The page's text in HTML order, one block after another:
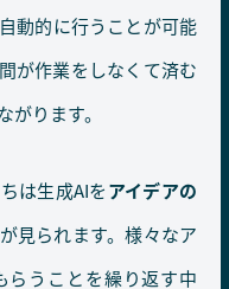
動的に行うことが可能
が作業をしなくて済む
ります。
は生成AIをアイデアの
見られます。様々なア
らうことを繰り返す中